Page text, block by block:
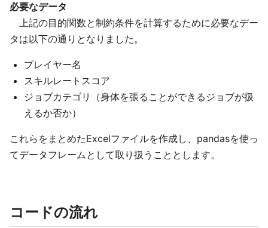
必要なデータ
上記の目的関数と制約条件を計算するために必要なデー
タは以下の通りとなりました。
プレイヤー名
スキルレートスコア
ジョブカテゴリ（身体を張ることができるジョブが扱
えるか否か）
これらをまとめたExcelファイルを作成し、pandasを使っ
てデータフレームとして取り扱うこととします。
コードの流れ